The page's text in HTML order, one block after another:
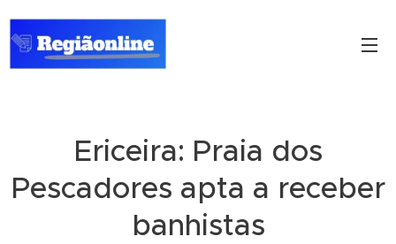
Ericeira: Praia dos
Pescadores apta a receber
banhistas